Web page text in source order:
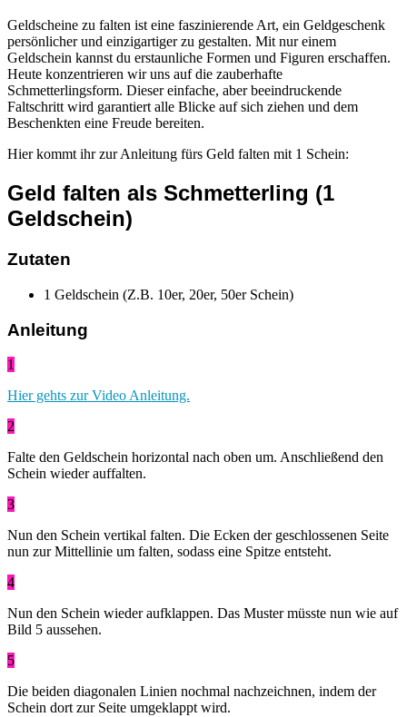
Geldscheine zu falten ist eine faszinierende Art, ein Geldgeschenk
persönlicher und einzigartiger zu gestalten. Mit nur einem
Geldschein kannst du erstaunliche Formen und Figuren erschaffen.
Heute konzentrieren wir uns auf die zauberhafte
Schmetterlingsform. Dieser einfache, aber beeindruckende
Faltschritt wird garantiert alle Blicke auf sich ziehen und dem
Beschenkten eine Freude bereiten.
Hier kommt ihr zur Anleitung fürs Geld falten mit 1 Schein:
Geld falten als Schmetterling (1
Geldschein)
Zutaten
1 Geldschein (Z.B. 10er, 20er, 50er Schein)
Anleitung
1
Hier gehts zur Video Anleitung.
2
Falte den Geldschein horizontal nach oben um. Anschließend den
Schein wieder auffalten.
3
Nun den Schein vertikal falten. Die Ecken der geschlossenen Seite
nun zur Mittellinie um falten, sodass eine Spitze entsteht.
4
Nun den Schein wieder aufklappen. Das Muster müsste nun wie auf
Bild 5 aussehen.
5
Die beiden diagonalen Linien nochmal nachzeichnen, indem der
Schein dort zur Seite umgeklappt wird.